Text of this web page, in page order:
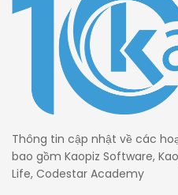
Thông tin cập nhật về các
bao gồm Kaopiz Software,
Life, Codestar Academy